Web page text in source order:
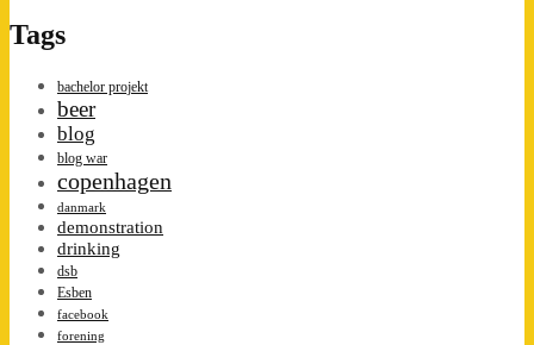
Tags
bachelor projekt
beer
blog
blog war
copenhagen
danmark
demonstration
drinking
dsb
Esben
facebook
forening